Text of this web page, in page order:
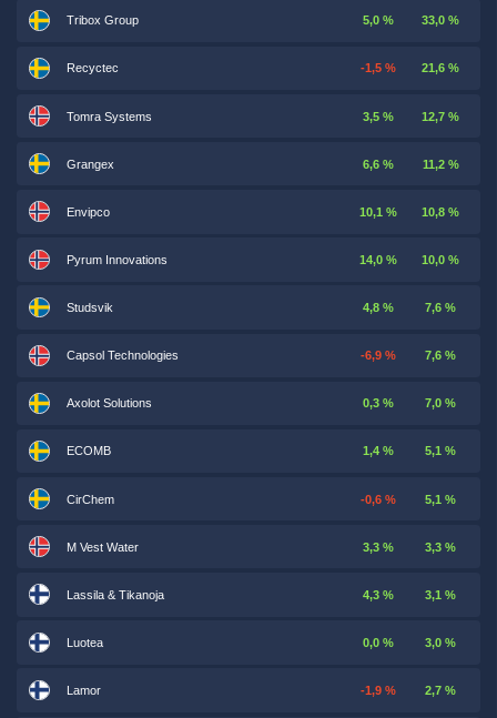
Tribox Group 5,0 % 33,0 %
Recyctec -1,5 % 21,6 %
Tomra Systems 3,5 % 12,7 %
Grangex 6,6 % 11,2 %
Envipco 10,1 % 10,8 %
Pyrum Innovations 14,0 % 10,0 %
Studsvik 4,8 % 7,6 %
Capsol Technologies -6,9 % 7,6 %
Axolot Solutions 0,3 % 7,0 %
ECOMB 1,4 % 5,1 %
CirChem -0,6 % 5,1 %
M Vest Water 3,3 % 3,3 %
Lassila & Tikanoja 4,3 % 3,1 %
Luotea 0,0 % 3,0 %
Lamor -1,9 % 2,7 %